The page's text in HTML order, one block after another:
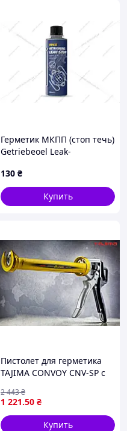
Герметик МКПП (стоп течь)
Getriebeoel Leak-
250мл. Mannol MN9968-025
130 ₴
Купить
Пистолет для герметика
TAJIMA CONVOY CNV-SP с
усилием 1 к 12 для точного
нанесения
1 221.50 ₴
2 443₴
Купить